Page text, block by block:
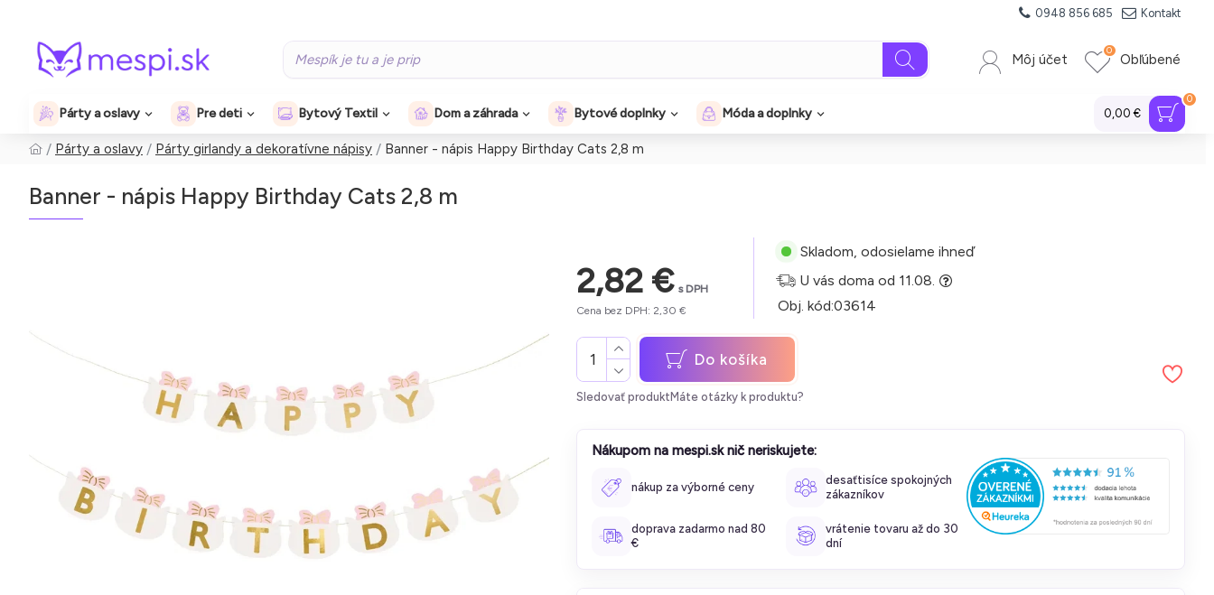
0948 856 685 Kontakt
Môj účet Obľúbené
0
Párty a oslavy Pre deti Bytový Textil Dom a záhrada Bytové doplnky Móda a doplnky 0,00 €
0
Párty a oslavy Párty girlandy a dekoratívne nápisy Banner - nápis Happy Birthday Cats 2,8 m
Banner - nápis Happy Birthday Cats 2,8 m
2,82 € s DPH
Cena bez DPH: 2,30 €
Skladom, odosielame ihneď
U vás doma od 11.08.
Obj. kód:03614
Do košíka
Sledovať produkt Máte otázky k produktu?
Nákupom na mespi.sk nič neriskujete:
nákup za výborné ceny
desaťtisíce spokojných
zákazníkov
doprava zadarmo nad 80
€
vrátenie tovaru až do 30
dní